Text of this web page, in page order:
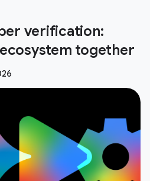
verification:
together